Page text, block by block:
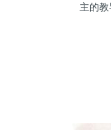
主的教